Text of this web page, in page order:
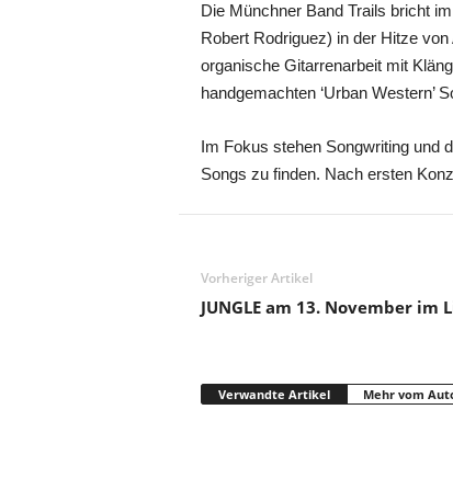
Die Münchner Band Trails bricht
Robert Rodriguez) in der Hitze
organische Gitarrenarbeit mit
handgemachten ‘Urban Western’
Im Fokus stehen Songwriting und
Songs zu finden. Nach ersten
Vorheriger Artikel
JUNGLE am 13. November im
Verwandte Artikel Mehr vom